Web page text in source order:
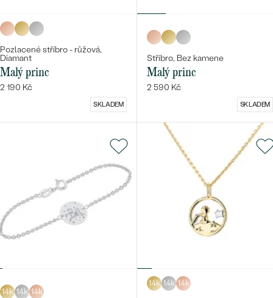
Pozlacené stříbro - růžová,
Diamant
Malý princ
2 190 Kč
SKLADEM
Stříbro, Bez kamene
Malý princ
2 590 Kč
SKLADEM
14k 14k 14k
14k 14k 14k